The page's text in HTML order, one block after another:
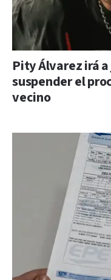
Pity Álvarez irá
suspender el
vecino